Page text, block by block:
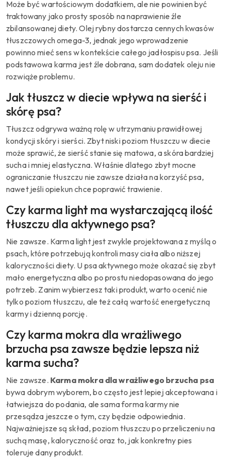
Może być wartościowym dodatkiem, ale nie powinien być
traktowany jako prosty sposób na naprawienie źle
zbilansowanej diety. Olej rybny dostarcza cennych kwasów
tłuszczowych omega-3, jednak jego wprowadzenie
powinno mieć sens w kontekście całego jadłospisu psa. Jeśli
podstawowa karma jest źle dobrana, sam dodatek oleju nie
rozwiąże problemu.
Jak tłuszcz w diecie wpływa na sierść i
skórę psa?
Tłuszcz odgrywa ważną rolę w utrzymaniu prawidłowej
kondycji skóry i sierści. Zbyt niski poziom tłuszczu w diecie
może sprawić, że sierść stanie się matowa, a skóra bardziej
sucha i mniej elastyczna. Właśnie dlatego zbyt mocne
ograniczanie tłuszczu nie zawsze działa na korzyść psa,
nawet jeśli opiekun chce poprawić trawienie.
Czy karma light ma wystarczającą ilość
tłuszczu dla aktywnego psa?
Nie zawsze. Karma light jest zwykle projektowana z myślą o
psach, które potrzebują kontroli masy ciała albo niższej
kaloryczności diety. U psa aktywnego może okazać się zbyt
mało energetyczna albo po prostu niedopasowana do jego
potrzeb. Zanim wybierzesz taki produkt, warto ocenić nie
tylko poziom tłuszczu, ale też całą wartość energetyczną
karmy i dzienną porcję.
Czy karma mokra dla wrażliwego
brzucha psa zawsze będzie lepsza niż
karma sucha?
Nie zawsze. Karma mokra dla wrażliwego brzucha psa
bywa dobrym wyborem, bo często jest lepiej akceptowana i
łatwiejsza do podania, ale sama forma karmy nie
przesądza jeszcze o tym, czy będzie odpowiednia.
Najważniejsze są skład, poziom tłuszczu po przeliczeniu na
suchą masę, kaloryczność oraz to, jak konkretny pies
toleruje dany produkt.